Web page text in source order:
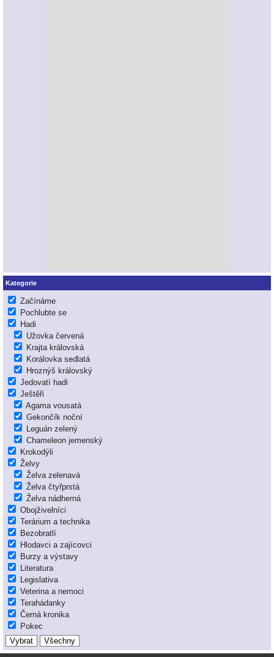
Kategorie
Začínáme
Pochlubte se
Hadi
Užovka červená
Krajta královská
Korálovka sedlatá
Hroznýš královský
Jedovatí hadi
Ještěři
Agama vousatá
Gekončík noční
Leguán zelený
Chameleon jemenský
Krokodýli
Želvy
Želva zelenavá
Želva čtyřprstá
Želva nádherná
Obojživelníci
Terárium a technika
Bezobratlí
Hlodavci a zajícovci
Burzy a výstavy
Literatura
Legislativa
Veterina a nemoci
Terahádanky
Černá kronika
Pokec